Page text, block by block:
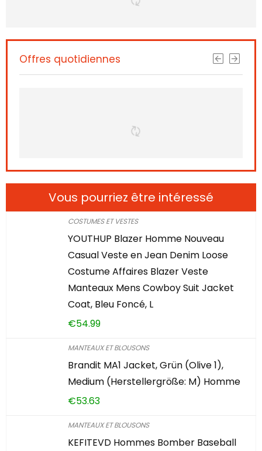
Offres quotidiennes
Vous pourriez être intéressé
COSTUMES ET VESTES
YOUTHUP Blazer Homme Nouveau
Casual Veste en Jean Denim Loose
Costume Affaires Blazer Veste
Manteaux Mens Cowboy Suit Jacket
Coat, Bleu Foncé, L
€54.99
MANTEAUX ET BLOUSONS
Brandit MA1 Jacket, Grün (Olive 1),
Medium (Herstellergröße: M) Homme
€53.63
MANTEAUX ET BLOUSONS
KEFITEVD Hommes Bomber Baseball